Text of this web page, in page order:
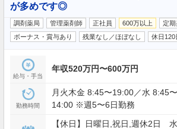
が多めです◎
調剤薬局 管理薬剤師 正社員 600万以上
定
ボーナス・賞与あり
残業なし／ほぼなし 休日120
給与・手当
年収520万円〜600万円
勤務時間
月火木金 8:45〜19:00／水 8:45
14:00 ※週5〜6日勤務
【休日】日曜日,祝日,週休2日